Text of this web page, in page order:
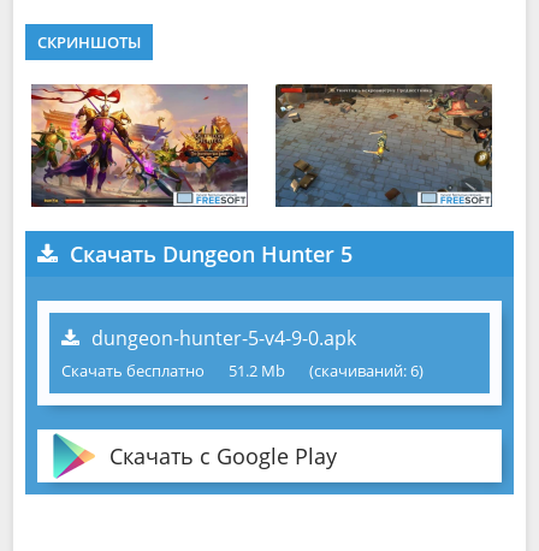
СКРИНШОТЫ
Скачать Dungeon Hunter 5
dungeon-hunter-5-v4-9-0.apk
Скачать бесплатно 51.2 Mb (cкачиваний: 6)
Скачать с Google Play